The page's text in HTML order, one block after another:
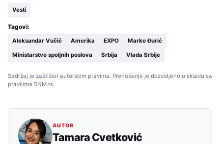
Vesti
Tagovi:
Aleksandar Vučić Amerika EXPO Marko Đurić
Ministarstvo spoljnih poslova Srbija Vlada Srbije
Sadržaj je zaštićen autorskim pravima. Prenošenje je dozvoljeno u skladu sa
pravilima SNM.rs.
AUTOR
Tamara Cvetković